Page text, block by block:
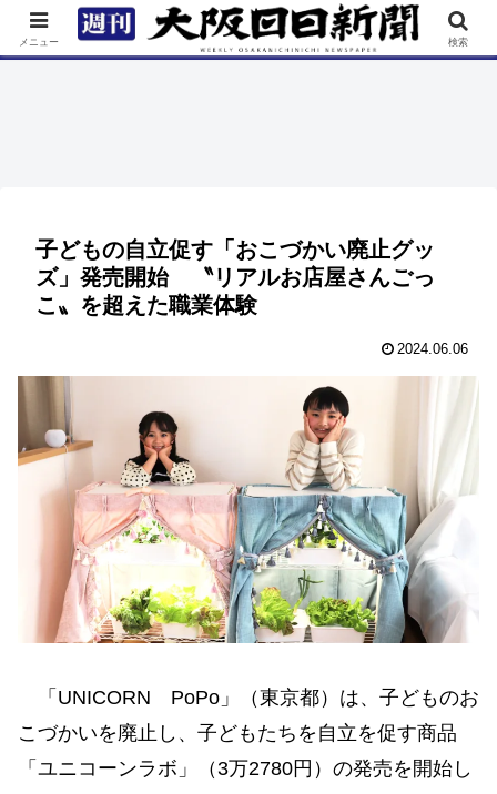
TOP 特集 ニュース 連載 街ネタ イベント
子どもの自立促す「おこづかい廃止グッ
ズ」発売開始 〝リアルお店屋さんごっ
こ〟を超えた職業体験
2024.06.06
「UNICORN PoPo」（東京都）は、子どものお
こづかいを廃止し、子どもたちを自立を促す商品
「ユニコーンラボ」（3万2780円）の発売を開始し
メニュー 検索